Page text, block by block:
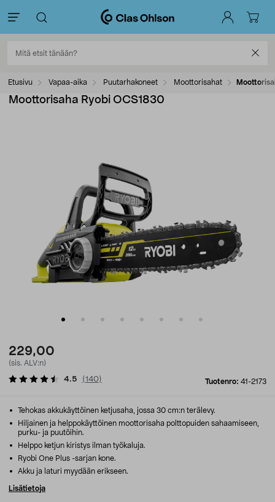
Etusivu Vapaa-aika Puutarhakoneet Moottorisahat
Moottorisaha Ryobi OCS1830
229,00
(sis. ALV:n)
Tuotenro: 41-2173
4.5 (140)
Tehokas akkukäyttöinen ketjusaha, jossa 30 cm:n terälevy.
Hiljainen ja helppokäyttöinen moottorisaha polttopuiden sahaamiseen,
purku- ja puutöihin.
Helppo ketjun kiristys ilman työkaluja.
Ryobi One Plus -sarjan kone.
Akku ja laturi myydään erikseen.
Lisätietoja